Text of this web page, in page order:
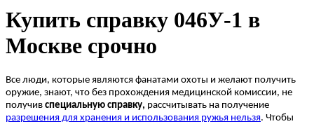
Купить справку 046У-1 в
Москве срочно
Все люди, которые являются фанатами охоты и желают получить
оружие, знают, что без прохождения медицинской комиссии, не
получив специальную справку, рассчитывать на получение
разрешения для хранения и использования ружья нельзя. Чтобы